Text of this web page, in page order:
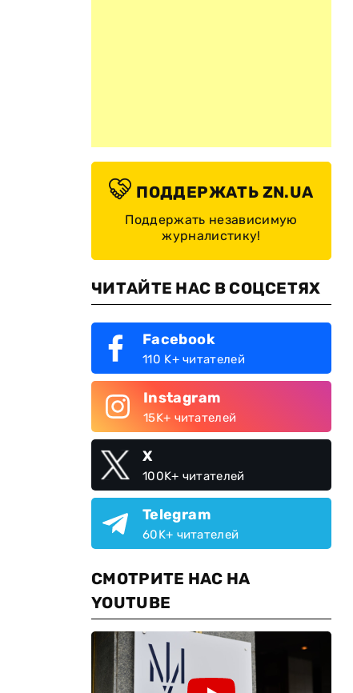
ПОДДЕРЖАТЬ ZN.UA
Поддержать независимую
журналистику!
ЧИТАЙТЕ НАС В СОЦСЕТЯХ
Facebook
110 K+ читателей
Instagram
15K+ читателей
X
100K+ читателей
Telegram
60K+ читателей
СМОТРИТЕ НАС НА
YOUTUBE